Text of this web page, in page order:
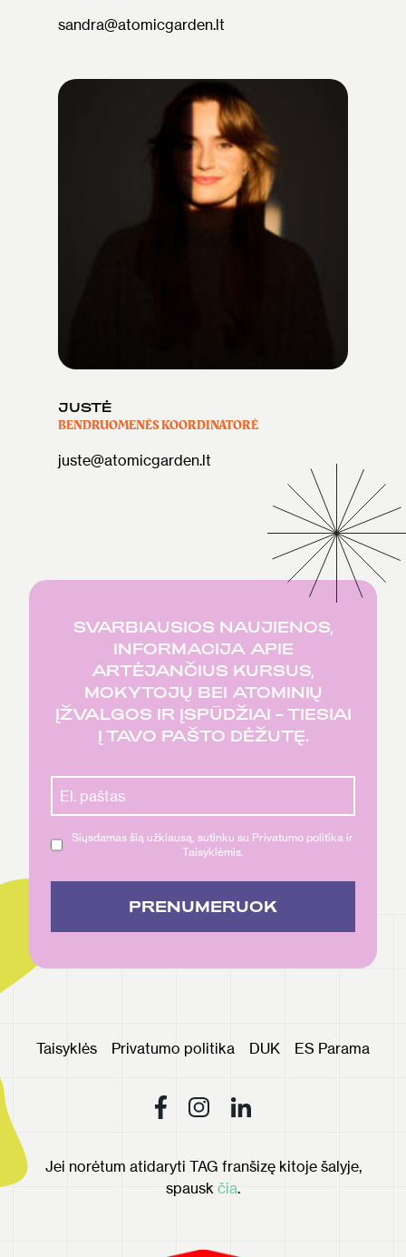
sandra@atomicgarden.lt
JUSTĖ
BENDRUOMENĖS KOORDINATORĖ
juste@atomicgarden.lt
SVARBIAUSIOS NAUJIENOS,
INFORMACIJA APIE
ARTĖJANČIUS KURSUS,
MOKYTOJŲ BEI ATOMINIŲ
ĮŽVALGOS IR ĮSPŪDŽIAI – TIESIAI
Į TAVO PAŠTO DĖŽUTĘ.
Siųsdamas šią užklausą, sutinku su Privatumo politika ir
Taisyklėmis.
PRENUMERUOK
Taisyklės Privatumo politika DUK ES Parama
Jei norėtum atidaryti TAG franšizę kitoje šalyje,
spausk čia.